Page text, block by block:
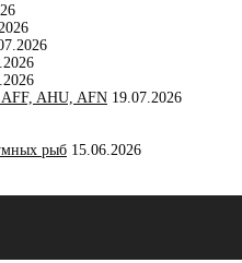
AFF, AHU, AFN 19.07.2026
рыб 15.06.2026